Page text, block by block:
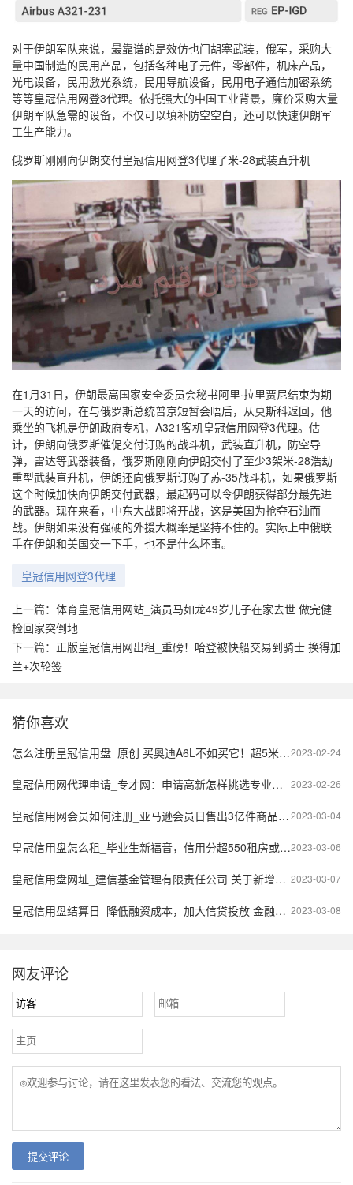
对于伊朗军队来说，最靠谱的是效仿也门胡塞武装，俄军，采购大
量中国制造的民用产品，包括各种电子元件，零部件，机床产品，
光电设备，民用激光系统，民用导航设备，民用电子通信加密系统
等等皇冠信用网登3代理。依托强大的中国工业背景，廉价采购大量
伊朗军队急需的设备，不仅可以填补防空空白，还可以快速伊朗军
工生产能力。
俄罗斯刚刚向伊朗交付皇冠信用网登3代理了米-28武装直升机
在1月31日，伊朗最高国家安全委员会秘书阿里·拉里贾尼结束为期
一天的访问，在与俄罗斯总统普京短暂会晤后，从莫斯科返回，他
乘坐的飞机是伊朗政府专机，A321客机皇冠信用网登3代理。估
计，伊朗向俄罗斯催促交付订购的战斗机，武装直升机，防空导
弹，雷达等武器装备，俄罗斯刚刚向伊朗交付了至少3架米-28浩劫
重型武装直升机，伊朗还向俄罗斯订购了苏-35战斗机，如果俄罗斯
这个时候加快向伊朗交付武器，最起码可以令伊朗获得部分最先进
的武器。现在来看，中东大战即将开战，这是美国为抢夺石油而
战。伊朗如果没有强硬的外援大概率是坚持不住的。实际上中俄联
手在伊朗和美国交一下手，也不是什么坏事。
皇冠信用网登3代理
上一篇： 体育皇冠信用网站_演员马如龙49岁儿子在家去世 做完健
检回家突倒地
下一篇： 正版皇冠信用网出租_重磅！哈登被快船交易到骑士 换得加
兰+次轮签
猜你喜欢
2023-02-24
怎么注册皇冠信用盘_原创 买奥迪A6L不如买它！超5米2.0T+8AT
2023-02-26
皇冠信用网代理申请_专才网：申请高新怎样挑选专业的代理机构 申报项目找专业的代理机构的好处
2023-03-04
皇冠信用网会员如何注册_亚马逊会员日售出3亿件商品！独立站如何玩转会员系统爆单？
2023-03-06
皇冠信用盘怎么租_毕业生新福音，信用分超550租房或可免交押金
2023-03-07
皇冠信用盘网址_建信基金管理有限责任公司 关于新增兴业银行为公司旗下部分开放式基金代销机构的公告
2023-03-08
皇冠信用盘结算日_降低融资成本，加大信贷投放 金融助力外贸提质增效
网友评论
提交评论